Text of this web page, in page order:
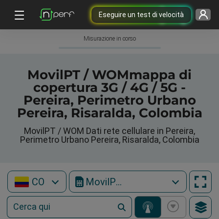
Eseguire un test di velocità
Misurazione in corso
MovilPT / WOMmappa di
copertura 3G / 4G / 5G -
Pereira, Perimetro Urbano
Pereira, Risaralda, Colombia
MovilPT / WOM Dati rete cellulare in Pereira,
Perimetro Urbano Pereira, Risaralda, Colombia
CO MovilPT / WOM